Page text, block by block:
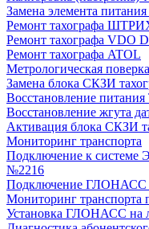
Замена элемента
Ремонт тахографа
Ремонт тахографа VDO
Ремонт тахографа ATOL
Метрологическая
Замена блока СКЗИ
Восстановление питания
Восстановление жгута
Активация блока СКЗИ
Мониторинг транспорта
Подключение к
№2216
Подключение
Мониторинг транспорта
Установка ГЛОНАСС на